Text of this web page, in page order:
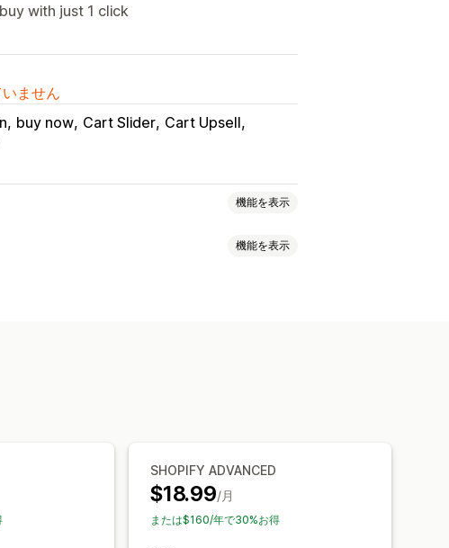
with just 1 click
ません
buy now Cart Slider Cart Upsell
機能を表示
アップセル チェックアウトまでスキップ
機能を表示
SHOPIFY ADVANCED
$18.99/月
または$160/年で30%お得